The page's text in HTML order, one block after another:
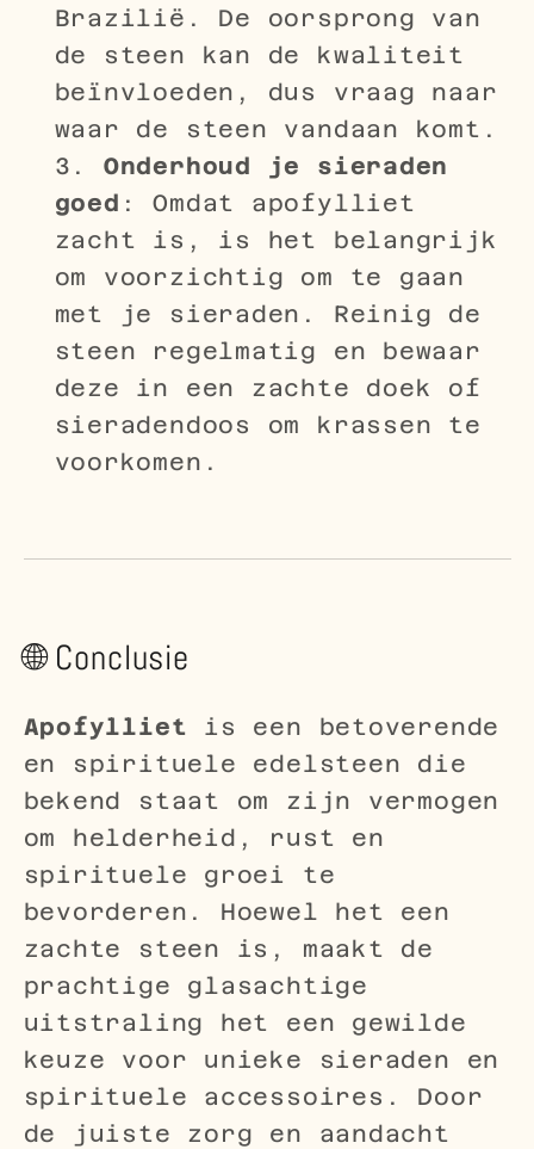
Brazilië. De oorsprong van
de steen kan de kwaliteit
beïnvloeden, dus vraag naar
waar de steen vandaan komt.
Onderhoud je sieraden
goed : Omdat apofylliet
zacht is, is het belangrijk
om voorzichtig om te gaan
met je sieraden. Reinig de
steen regelmatig en bewaar
deze in een zachte doek of
sieradendoos om krassen te
voorkomen.
🌐 Conclusie
Apofylliet is een betoverende
en spirituele edelsteen die
bekend staat om zijn vermogen
om helderheid, rust en
spirituele groei te
bevorderen. Hoewel het een
zachte steen is, maakt de
prachtige glasachtige
uitstraling het een gewilde
keuze voor unieke sieraden en
spirituele accessoires. Door
de juiste zorg en aandacht